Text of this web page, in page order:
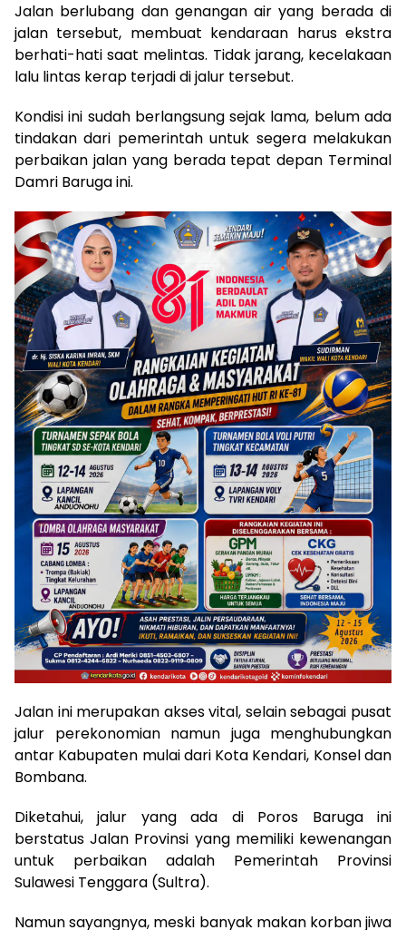
Jalan berlubang dan genangan air yang berada di
jalan tersebut, membuat kendaraan harus ekstra
berhati-hati saat melintas. Tidak jarang, kecelakaan
lalu lintas kerap terjadi di jalur tersebut.
Kondisi ini sudah berlangsung sejak lama, belum ada
tindakan dari pemerintah untuk segera melakukan
perbaikan jalan yang berada tepat depan Terminal
Damri Baruga ini.
Jalan ini merupakan akses vital, selain sebagai pusat
jalur perekonomian namun juga menghubungkan
antar Kabupaten mulai dari Kota Kendari, Konsel dan
Bombana.
Diketahui, jalur yang ada di Poros Baruga ini
berstatus Jalan Provinsi yang memiliki kewenangan
untuk perbaikan adalah Pemerintah Provinsi
Sulawesi Tenggara (Sultra).
Namun sayangnya, meski banyak makan korban jiwa